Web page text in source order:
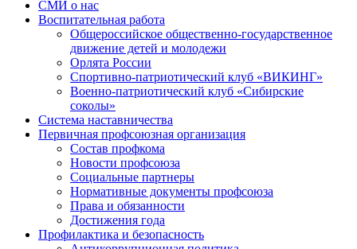
СМИ о нас
Воспитательная работа
Общероссийское общественно-государственное
движение детей и молодежи
Орлята России
Спортивно-патриотический клуб «ВИКИНГ»
Военно-патриотический клуб «Сибирские
соколы»
Система наставничества
Первичная профсоюзная организация
Состав профкома
Новости профсоюза
Социальные партнеры
Нормативные документы профсоюза
Права и обязанности
Достижения года
Профилактика и безопасность